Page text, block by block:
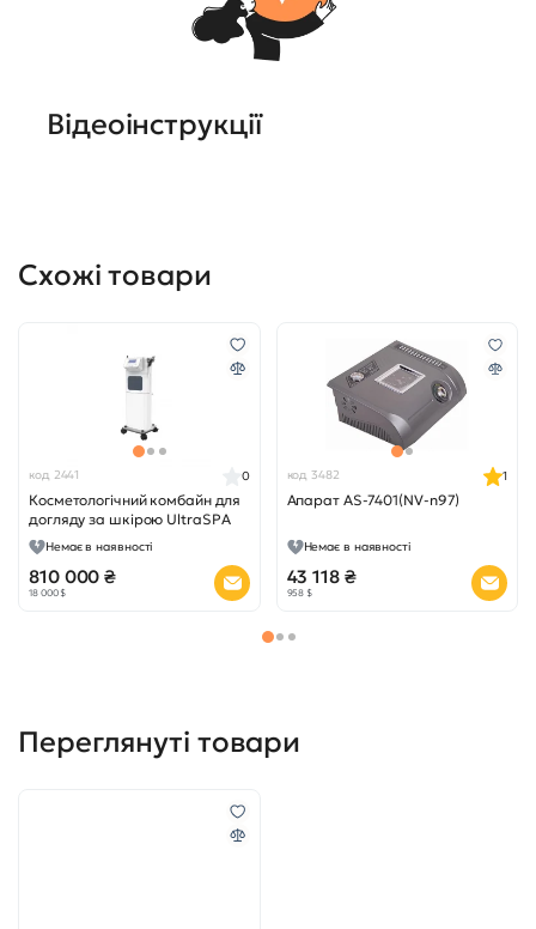
Відеоінструкції
Схожі товари
код 2441
Косметологічний комбайн для
догляду за шкірою UltraSPA
0
Немає в наявності
810 000 ₴
18 000 $
код 3482
Апарат AS-7401(NV-n97)
1
Немає в наявності
43 118 ₴
958 $
Переглянуті товари